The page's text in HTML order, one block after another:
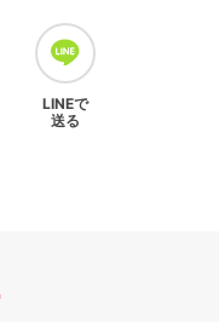
LINEで
送る